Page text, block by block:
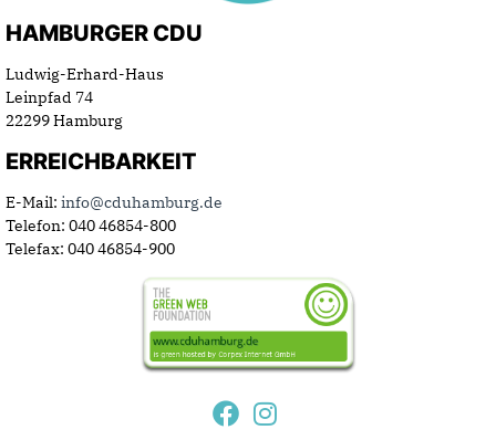
HAMBURGER CDU
Ludwig-Erhard-Haus
Leinpfad 74
22299 Hamburg
ERREICHBARKEIT
E-Mail: info@cduhamburg.de
Telefon: 040 46854-800
Telefax: 040 46854-900